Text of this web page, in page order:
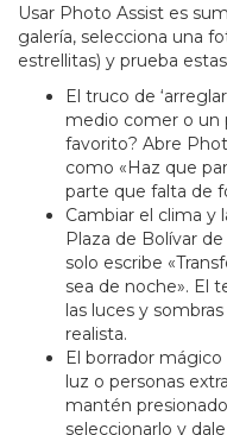
Usar Photo Assist es
galería, selecciona una
estrellitas) y prueba
El truco de
medio comer o un
favorito? Abre
como «Haz que
parte que falta de
Cambiar el clima y
Plaza de Bolívar
solo escribe
sea de noche». El
las luces y
realista.
El borrador
luz o personas
mantén
seleccionarlo y